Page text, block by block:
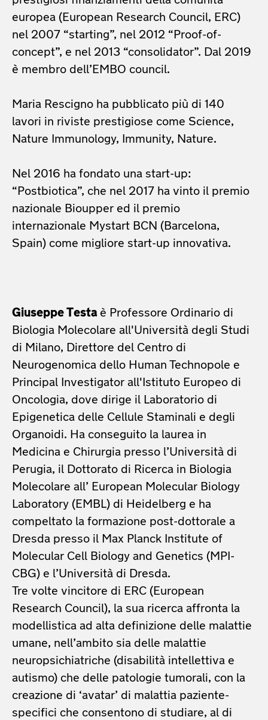
europea (European Research Council, ERC)
nel 2007 “starting”, nel 2012 “Proof-of-
concept”, e nel 2013 “consolidator”. Dal 2019
è membro dell’EMBO council.
Maria Rescigno ha pubblicato più di 140
lavori in riviste prestigiose come Science,
Nature Immunology, Immunity, Nature.
Nel 2016 ha fondato una start-up:
“Postbiotica”, che nel 2017 ha vinto il premio
nazionale Bioupper ed il premio
internazionale Mystart BCN (Barcelona,
Spain) come migliore start-up innovativa.
Giuseppe Testa è Professore Ordinario di
Biologia Molecolare all'Università degli Studi
di Milano, Direttore del Centro di
Neurogenomica dello Human Technopole e
Principal Investigator all'Istituto Europeo di
Oncologia, dove dirige il Laboratorio di
Epigenetica delle Cellule Staminali e degli
Organoidi. Ha conseguito la laurea in
Medicina e Chirurgia presso l’Università di
Perugia, il Dottorato di Ricerca in Biologia
Molecolare all’ European Molecular Biology
Laboratory (EMBL) di Heidelberg e ha
compeltato la formazione post-dottorale a
Dresda presso il Max Planck Institute of
Molecular Cell Biology and Genetics (MPI-
CBG) e l’Università di Dresda.
Tre volte vincitore di ERC (European
Research Council), la sua ricerca affronta la
modellistica ad alta definizione delle malattie
umane, nell’ambito sia delle malattie
neuropsichiatriche (disabilità intellettiva e
autismo) che delle patologie tumorali, con la
creazione di ‘avatar’ di malattia paziente-
specifici che consentono di studiare, al di